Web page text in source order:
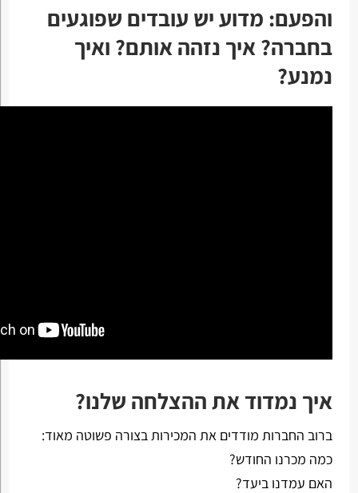
והפעם: מדוע יש עובדים שפוגעים
בחברה? איך נזהה אותם? ואיך
נמנע?
איך נמדוד את ההצלחה שלנו?
ברוב החברות מודדים את המכירות בצורה פשוטה מאוד:
כמה מכרנו החודש?
האם עמדנו ביעד?